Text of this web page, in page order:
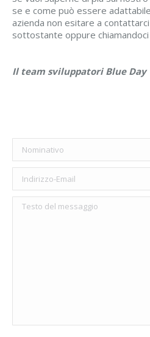
se e come può essere
azienda non esitare a
sottostante oppure
Il team sviluppatori Blue Day